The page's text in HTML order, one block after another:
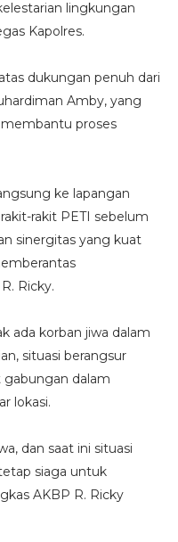
lingkungan
Kapolres.
dukungan penuh dari
Amby, yang
proses
ke lapangan
rakit PETI sebelum
sinergitas yang kuat
Ricky.
ada korban jiwa dalam
situasi berangsur
gabungan dalam
lokasi.
dan saat ini situasi
siaga untuk
AKBP R. Ricky